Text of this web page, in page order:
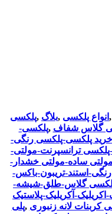
, انواع پلکسی ,بلاگ ,پلکسی
گلاس شفاف ,پلکسی-
پلکسی-پلکسی رنگی-
ترانسپرنت-مولتی-
ساده-مولتی خشدار-
استند-تریبون-باکس-
گلاس-طلق-شیشه-
اکریلیک-آکریلیک-پلاستیک
کربنات لانه زنبوری ,پلی